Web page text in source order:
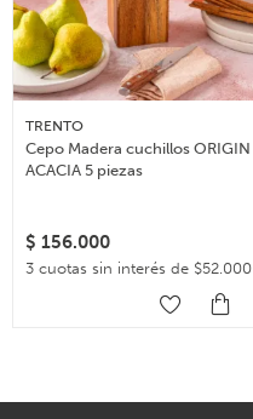
TRENTO
Cepo Madera cuchillos ORIGIN
ACACIA 5 piezas
$ 156.000
3 cuotas sin interés de $52.000